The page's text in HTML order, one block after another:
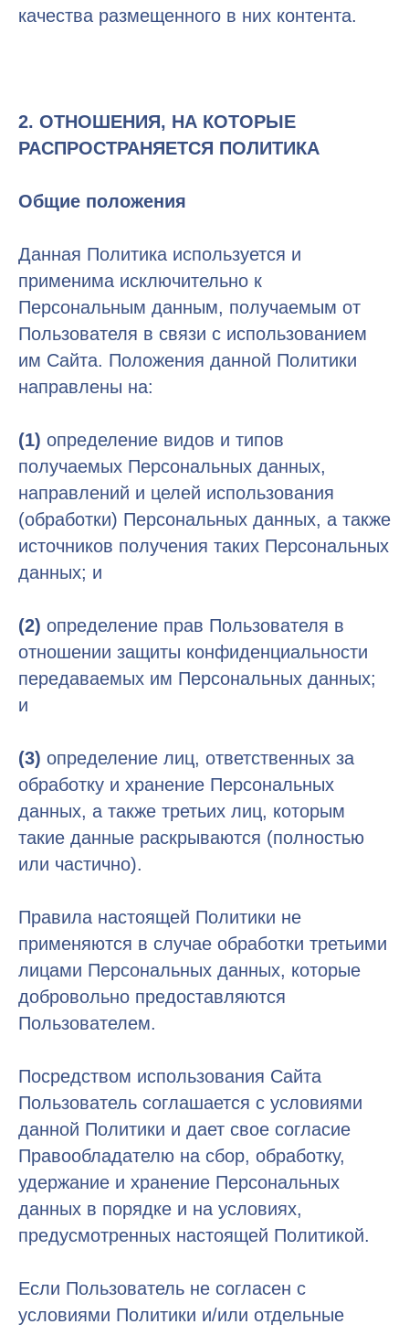
качества размещенного в них контента.
2. ОТНОШЕНИЯ, НА КОТОРЫЕ
РАСПРОСТРАНЯЕТСЯ ПОЛИТИКА
Общие положения
Данная Политика используется и
применима исключительно к
Персональным данным, получаемым от
Пользователя в связи с использованием
им Сайта. Положения данной Политики
направлены на:
(1) определение видов и типов
получаемых Персональных данных,
направлений и целей использования
(обработки) Персональных данных, а также
источников получения таких Персональных
данных; и
(2) определение прав Пользователя в
отношении защиты конфиденциальности
передаваемых им Персональных данных;
и
(3) определение лиц, ответственных за
обработку и хранение Персональных
данных, а также третьих лиц, которым
такие данные раскрываются (полностью
или частично).
Правила настоящей Политики не
применяются в случае обработки третьими
лицами Персональных данных, которые
добровольно предоставляются
Пользователем.
Посредством использования Сайта
Пользователь соглашается с условиями
данной Политики и дает свое согласие
Правообладателю на сбор, обработку,
удержание и хранение Персональных
данных в порядке и на условиях,
предусмотренных настоящей Политикой.
Если Пользователь не согласен с
условиями Политики и/или отдельные